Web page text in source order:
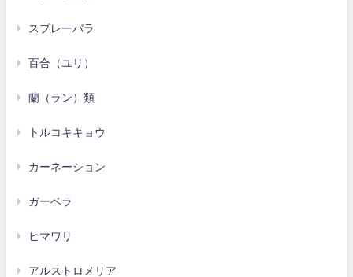
スプレーバラ
百合（ユリ）
蘭（ラン）類
トルコキキョウ
カーネーション
ガーベラ
ヒマワリ
アルストロメリア